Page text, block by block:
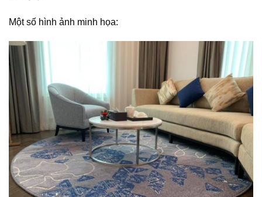
Một số hình ảnh minh họa: